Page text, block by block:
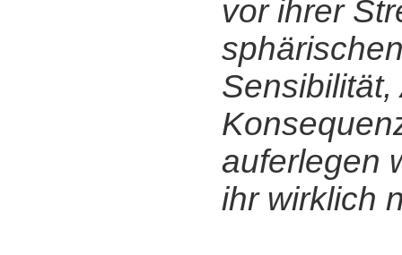
vor ihrer
auferlegen
ihr wirklich